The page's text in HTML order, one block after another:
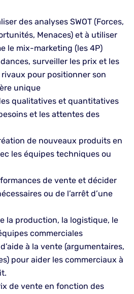
des analyses SWOT (Forces,
Menaces) et à utiliser
le mix-marketing (les 4P)
surveiller les prix et les
pour positionner son
unique
qualitatives et quantitatives
et les attentes des
de nouveaux produits en
les équipes techniques ou
de vente et décider
ou de l’arrêt d’une
la production, la logistique, le
commerciales
à la vente (argumentaires,
pour aider les commerciaux à
de vente en fonction des